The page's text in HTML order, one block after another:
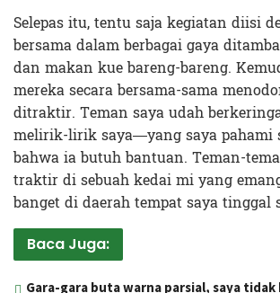
Selepas itu, tentu saja kegiatan diisi
bersama dalam berbagai gaya
dan makan kue bareng-bareng.
mereka secara bersama-sama
ditraktir. Teman saya udah
melirik-lirik saya—yang saya pahami
bahwa ia butuh bantuan. Teman-
traktir di sebuah kedai mi yang
banget di daerah tempat saya tinggal
Baca Juga:
Gara-gara buta warna parsial, saya tidak